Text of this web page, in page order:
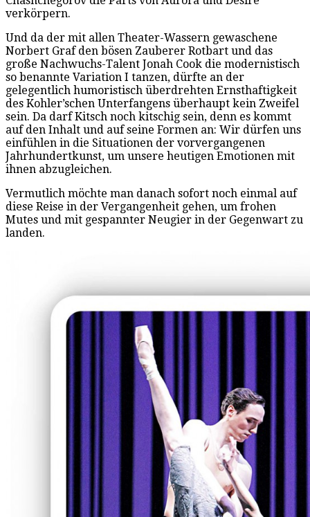
verkörpern.
Und da der mit allen Theater-Wassern gewaschene
Norbert Graf den bösen Zauberer Rotbart und das
große Nachwuchs-Talent Jonah Cook die modernistisch
so benannte Variation I tanzen, dürfte an der
gelegentlich humoristisch überdrehten Ernsthaftigkeit
des Kohler’schen Unterfangens überhaupt kein Zweifel
sein. Da darf Kitsch noch kitschig sein, denn es kommt
auf den Inhalt und auf seine Formen an: Wir dürfen uns
einfühlen in die Situationen der vorvergangenen
Jahrhundertkunst, um unsere heutigen Emotionen mit
ihnen abzugleichen.
Vermutlich möchte man danach sofort noch einmal auf
diese Reise in der Vergangenheit gehen, um frohen
Mutes und mit gespannter Neugier in der Gegenwart zu
landen.